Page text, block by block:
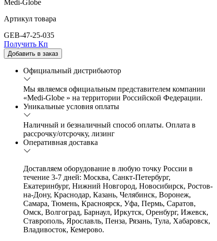
Medi-Globe
Артикул товара
GEB-47-25-035
Получить Кп
Добавить в заказ
Официальный дистрибьютор
Мы являемся официальным представителем компании
«Medi-Globe » на территории Российской Федерации.
Уникальные условия оплаты
Наличный и безналичный способ оплаты. Оплата в
рассрочку/отсрочку, лизинг
Оперативная доставка
Доставляем оборудование в любую точку России в
течение 3-7 дней: Москва, Санкт-Петербург,
Екатеринбург, Нижний Новгород, Новосибирск, Ростов-
на-Дону, Краснодар, Казань, Челябинск, Воронеж,
Самара, Тюмень, Красноярск, Уфа, Пермь, Саратов,
Омск, Волгоград, Барнаул, Иркутск, Оренбург, Ижевск,
Ставрополь, Ярославль, Пенза, Рязань, Тула, Хабаровск,
Владивосток, Кемерово.